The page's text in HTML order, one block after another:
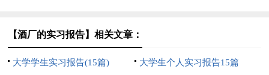
【酒厂的实习报告】相关文章：
大学学生实习报告(15篇)
大学生个人实习报告15篇